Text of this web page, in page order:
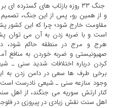
جنگ ۳۳ روزه بازتاب های
و از همین رو، پس از این جنگ، تصمیم
مقاومت خارج شود؛ چرا که این کشور
است و با ضربه زدن به آن می توان
هرج و مرج در منطقه حاکم شود، در
صهیونیستی و ضربه خوردن به منافع
کردن درباره اختلافات شدید سنی ـ
برخی طرف ها سعی در دامن زدن به
وجود منازعه سنی ـ شیعی نادرست است
کنار ارتش سوریه می جنگند، از اهل
اهل سنت نقش زیادی در پیروزی در